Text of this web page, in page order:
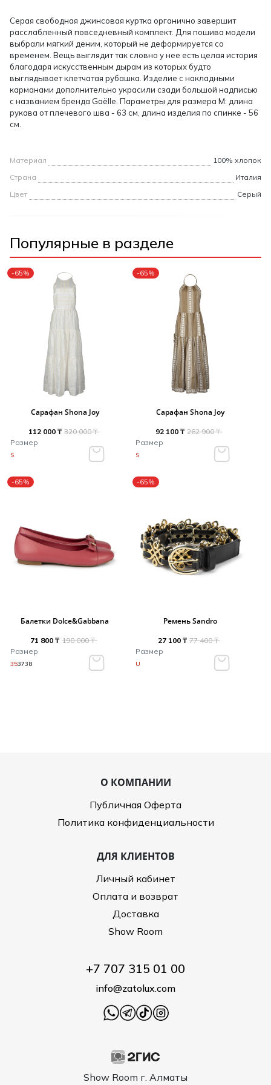
Серая свободная джинсовая куртка органично завершит
расслабленный повседневный комплект. Для пошива модели
выбрали мягкий деним, который не деформируется со
временем. Вещь выглядит так словно у нее есть целая история
благодаря искусственным дырам из которых будто
выглядывает клетчатая рубашка. Изделие с накладными
карманами дополнительно украсили сзади большой надписью
с названием бренда Gaëlle. Параметры для размера М: длина
рукава от плечевого шва - 63 см, длина изделия по спинке - 56
см.
Материал
100% хлопок
Страна
Италия
Цвет
Серый
Популярные в разделе
-65%
Сарафан Shona Joy
112 000 ₸ 320 000 ₸
Размер
S
-65%
Сарафан Shona Joy
92 100 ₸ 262 900 ₸
Размер
S
-65%
Балетки Dolce&Gabbana
71 800 ₸ 190 000 ₸
Размер
353738
-65%
Ремень Sandro
27 100 ₸ 77 400 ₸
Размер
U
О КОМПАНИИ
Публичная Оферта
Политика конфиденциальности
ДЛЯ КЛИЕНТОВ
Личный кабинет
Оплата и возврат
Доставка
Show Room
Show Room г. Алматы
+7 707 315 01 00
info@zatolux.com